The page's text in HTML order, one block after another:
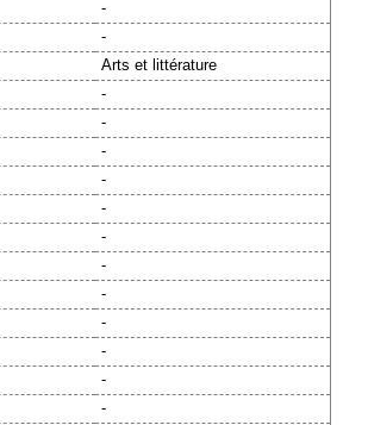
-
-
Arts et littérature
-
-
-
-
-
-
-
-
-
-
-
-